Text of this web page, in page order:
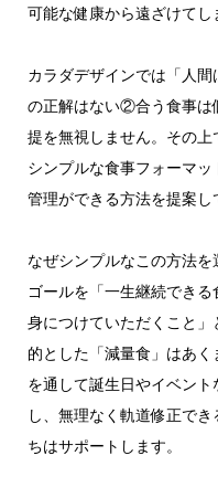
可能な健康から遠ざけてし
カラダデザインでは「人
の正解はない②合う食事は
提を無視しません。その
シンプルな食事フォーマ
管理ができる方法を提案し
なぜシンプルなこの方法
ゴールを「一生継続できる
身につけていただくこと
的とした「減量食」はあ
を通して誕生日やイベン
し、無理なく軌道修正で
ちはサポートします。